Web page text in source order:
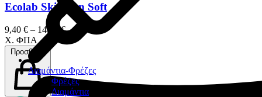
Διαμάντια-Φρέζες
Φρέζες
Διαμάντια
Ecolab Skinman Soft
9,40 € – 14,00 €
Χ. ΦΠΑ
Προσθήκη